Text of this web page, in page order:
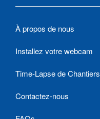
À propos de nous
Installez votre webcam
Time-Lapse de Chantiers
Contactez-nous